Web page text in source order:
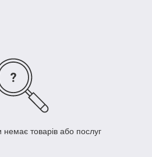
немає товарів або послуг